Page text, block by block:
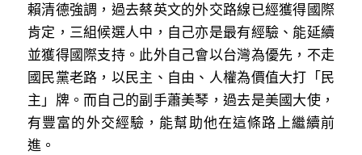
林伯強專欄
馮煒光專欄
趙處機專欄
KOL 精選
條款及細則
關於我們
賴清德強調，過去蔡英文的外交路線已經獲得國際
肯定，三組候選人中，自己亦是最有經驗、能延續
並獲得國際支持。此外自己會以台灣為優先，不走
國民黨老路，以民主、自由、人權為價值大打「民
主」牌。而自己的副手蕭美琴，過去是美國大使，
有豐富的外交經驗，能幫助他在這條路上繼續前
進。